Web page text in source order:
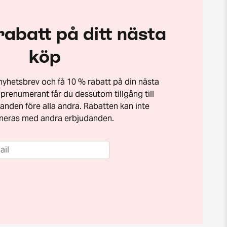
på ditt nästa
köp
och få 10 % rabatt på din nästa
får du dessutom tillgång till
före alla andra. Rabatten kan inte
med andra erbjudanden.